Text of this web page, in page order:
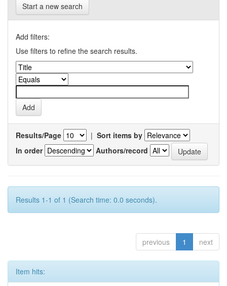
Start a new search
Add filters:
Use filters to refine the search results.
Results/Page | Sort items by
In order
Authors/record
Results 1-1 of 1 (Search time: 0.0 seconds).
previous 1 next
Item hits: